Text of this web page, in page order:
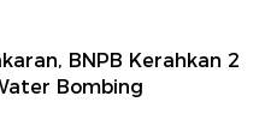
BNPB Kerahkan 2
Bombing